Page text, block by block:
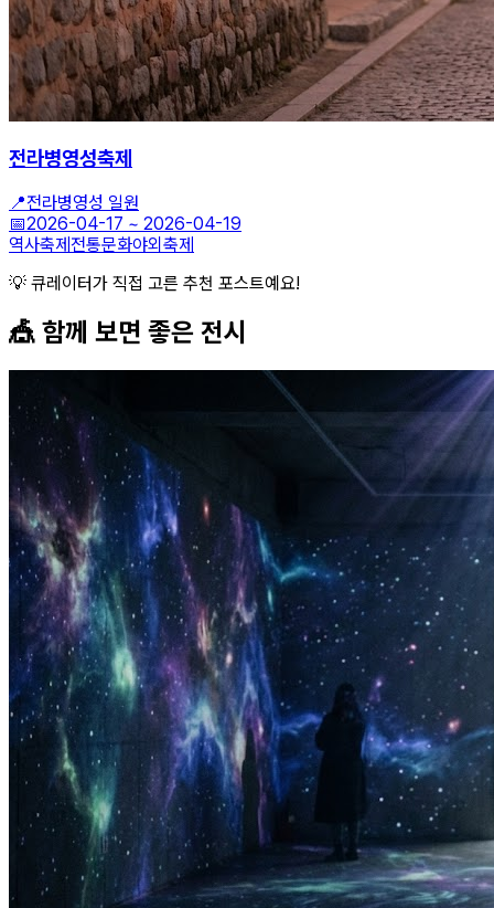
전라병영성축제
📍전라병영성 일원
📅2026-04-17 ~ 2026-04-19
역사축제전통문화야외축제
💡 큐레이터가 직접 고른 추천 포스트예요!
🎪 함께 보면 좋은 전시